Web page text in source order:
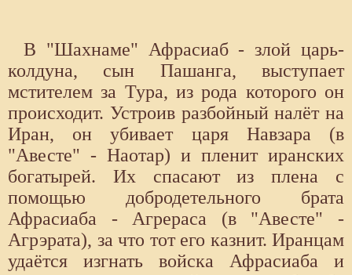
В "Шахнаме" Афрасиаб - злой царь-
колдуна, сын Пашанга, выступает
мстителем за Тура, из рода которого он
происходит. Устроив разбойный налёт на
Иран, он убивает царя Навзара (в
"Авесте" - Наотар) и пленит иранских
богатырей. Их спасают из плена с
помощью добродетельного брата
Афрасиаба - Агрераса (в "Авесте" -
Агрэрата), за что тот его казнит. Иранцам
удаётся изгнать войска Афрасиаба и